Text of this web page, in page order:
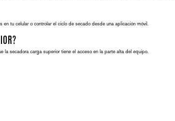
tu celular o controlar el ciclo de secado desde una aplicación móvil.
la secadora carga superior tiene el acceso en la parte alta del equipo.